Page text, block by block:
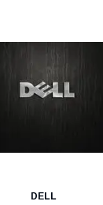
DELL